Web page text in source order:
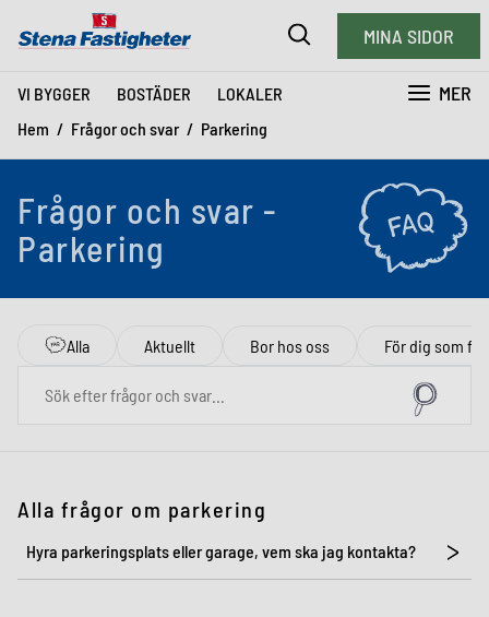
VI BYGGER BOSTÄDER LOKALER MER
MINA SIDOR
Hem Frågor och svar Parkering
Frågor och svar -
Parkering
Alla Aktuellt Bor hos oss För dig som
Alla frågor om parkering
Hyra parkeringsplats eller garage, vem ska jag kontakta?